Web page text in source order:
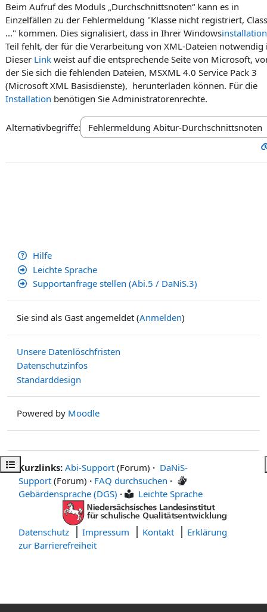
Kursindex öffnen
Beim Aufruf des Moduls „Durchschnittsnoten“ kann es in
Einzelfällen zu der Fehlermeldung "Klasse nicht registriert,
..." kommen. Dies signalisiert, dass in Ihrer Windowsinstallation
Teil fehlt, der für die Verarbeitung von XML-Dateien notwendig
Dieser Link weist auf die entsprechende Seite von Microsoft,
der Sie sich die fehlenden Dateien, MSXML 4.0 Service Pack 3
(Microsoft XML Basisdienste), herunterladen können. Für die
Installation benötigen Sie Administratorenrechte.
Alternativbegriffe:
Hilfe
Leichte Sprache
Supportanfrage stellen (Abi.5 / DaNiS.3)
Sie sind als Gast angemeldet (Anmelden)
Unsere Datenlöschfristen
Datenschutzinfos
Standarddesign
Powered by Moodle
Kurzlinks: Abi-Support (Forum) · DaNiS-
Support (Forum) · FAQ durchsuchen ·
Gebärdensprache (DGS) · Leichte Sprache
Datenschutz Impressum Kontakt
Erklärung
zur Barrierefreiheit